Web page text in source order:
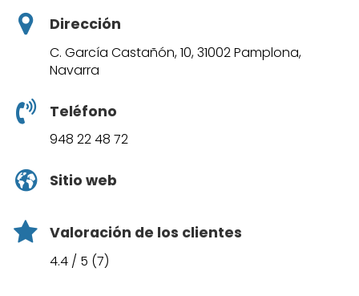
Dirección
C. García Castañón, 10, 31002 Pamplona,
Navarra
Teléfono
948 22 48 72
Sitio web
Valoración de los clientes
4.4 / 5 (7)